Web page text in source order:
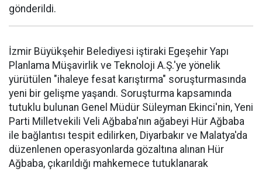
gönderildi.
İzmir Büyükşehir Belediyesi iştiraki Egeşehir Yapı
Planlama Müşavirlik ve Teknoloji A.Ş.'ye yönelik
yürütülen "ihaleye fesat karıştırma" soruşturmasında
yeni bir gelişme yaşandı. Soruşturma kapsamında
tutuklu bulunan Genel Müdür Süleyman Ekinci'nin, Yeni
Parti Milletvekili Veli Ağbaba'nın ağabeyi Hür Ağbaba
ile bağlantısı tespit edilirken, Diyarbakır ve Malatya'da
düzenlenen operasyonlarda gözaltına alınan Hür
Ağbaba, çıkarıldığı mahkemece tutuklanarak